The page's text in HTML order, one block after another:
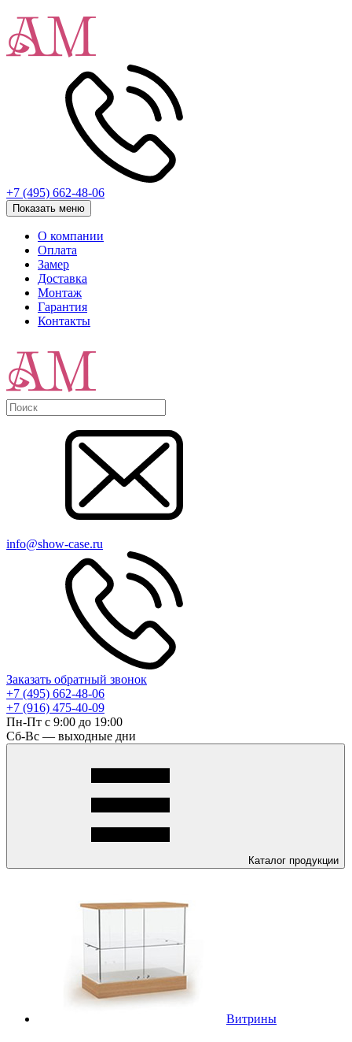
+7 (495) 662-48-06
Показать меню
О компании
Оплата
Замер
Доставка
Монтаж
Гарантия
Контакты
info@show-case.ru
Заказать обратный звонок
+7 (495) 662-48-06
+7 (916) 475-40-09
Пн-Пт с 9:00 до 19:00
Сб-Вс — выходные дни
Каталог продукции
Витрины